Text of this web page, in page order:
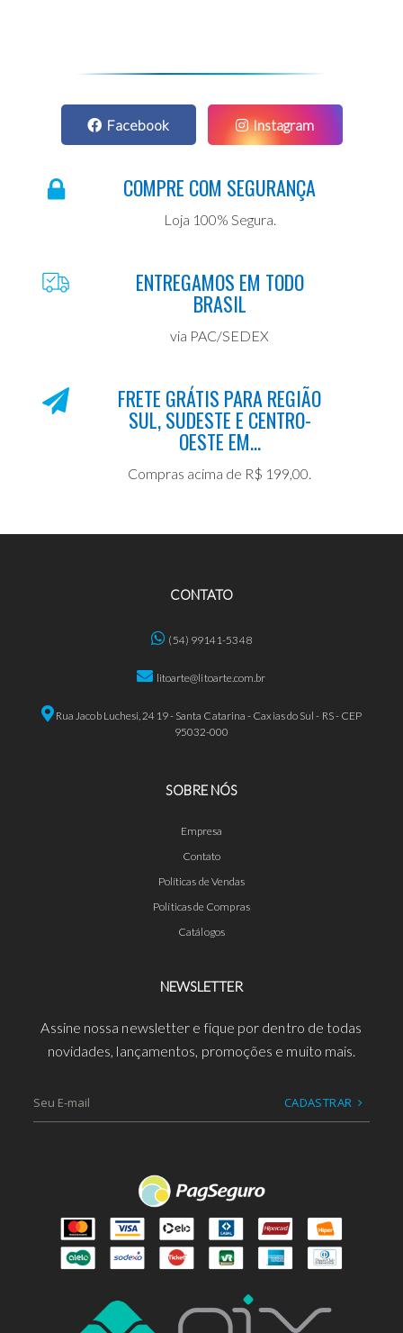
Facebook Instagram
COMPRE COM SEGURANÇA
Loja 100% Segura.
ENTREGAMOS EM TODO
BRASIL
via PAC/SEDEX
FRETE GRÁTIS PARA REGIÃO
SUL, SUDESTE E CENTRO-
OESTE EM...
Compras acima de R$ 199,00.
CONTATO
(54) 99141-5348
litoarte@litoarte.com.br
Rua Jacob Luchesi, 2419 - Santa Catarina - Caxias do Sul - RS - CEP
95032-000
SOBRE NÓS
Empresa
Contato
Políticas de Vendas
Políticas de Compras
Catálogos
NEWSLETTER
Assine nossa newsletter e fique por dentro de todas
novidades, lançamentos, promoções e muito mais.
CADASTRAR